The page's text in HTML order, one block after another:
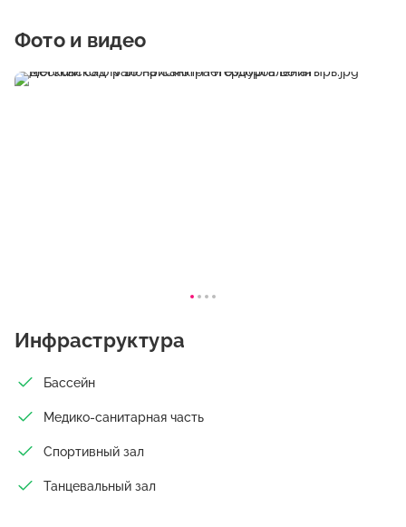
Фото и видео
Инфраструктура
Бассейн
Медико-санитарная часть
Спортивный зал
Танцевальный зал